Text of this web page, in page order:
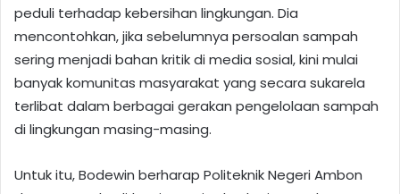
peduli terhadap kebersihan lingkungan. Dia
mencontohkan, jika sebelumnya persoalan sampah
sering menjadi bahan kritik di media sosial, kini mulai
banyak komunitas masyarakat yang secara sukarela
terlibat dalam berbagai gerakan pengelolaan sampah
di lingkungan masing-masing.
Untuk itu, Bodewin berharap Politeknik Negeri Ambon